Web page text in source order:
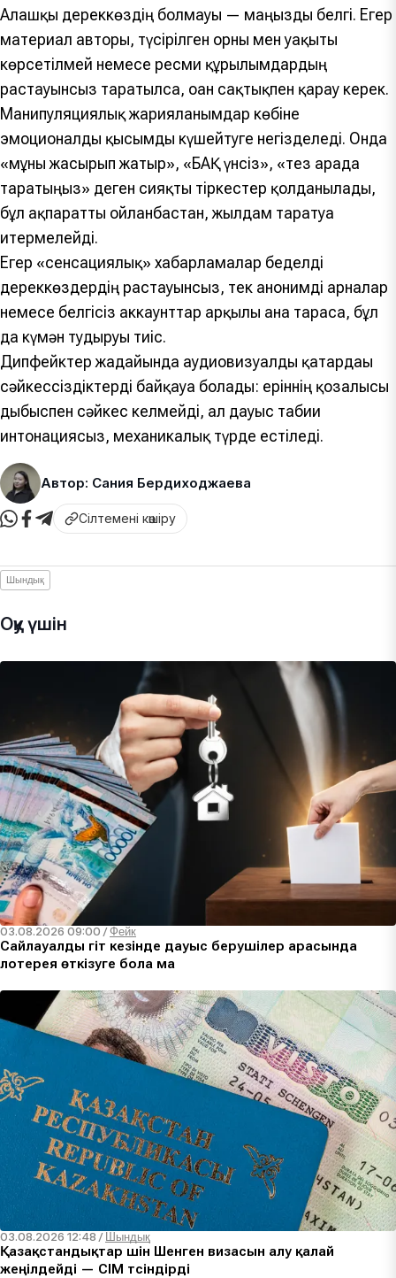
Алғашқы дереккөздің болмауы — маңызды белгі. Егер
материал авторы, түсірілген орны мен уақыты
көрсетілмей немесе ресми құрылымдардың
растауынсыз таратылса, оған сақтықпен қарау керек.
Манипуляциялық жарияланымдар көбіне
эмоционалды қысымды күшейтуге негізделеді. Онда
«мұны жасырып жатыр», «БАҚ үнсіз», «тез арада
таратыңыз» деген сияқты тіркестер қолданылады,
бұл ақпаратты ойланбастан, жылдам таратуға
итермелейді.
Егер «сенсациялық» хабарламалар беделді
дереккөздердің растауынсыз, тек анонимді арналар
немесе белгісіз аккаунттар арқылы ғана тараса, бұл
да күмән тудыруы тиіс.
Дипфейктер жағдайында аудиовизуалды қатардағы
сәйкессіздіктерді байқауға болады: еріннің қозғалысы
дыбыспен сәйкес келмейді, ал дауыс табиғи
интонациясыз, механикалық түрде естіледі.
Автор: Сания Бердиходжаева
Сілтемені көшіру
Шындық
Оқу үшін
03.08.2026 09:00 /Фейк
Сайлауалды үгіт кезінде дауыс берушілер арасында
лотерея өткізуге бола ма
03.08.2026 12:48 / Шындық
Қазақстандықтар үшін Шенген визасын алу қалай
жеңілдейді — СІМ түсіндірді